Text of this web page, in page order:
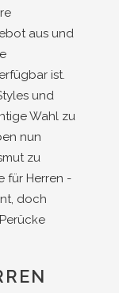
aus und
ist.
und
Wahl zu
nun
zu
für Herren -
doch